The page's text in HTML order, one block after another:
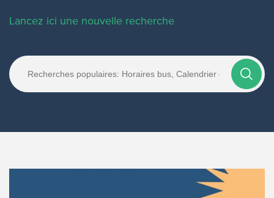
Lancez ici une nouvelle recherche